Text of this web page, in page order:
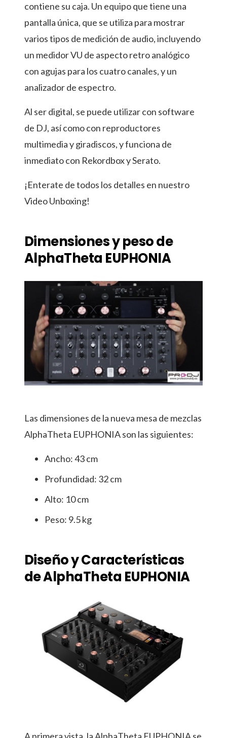
contiene su caja. Un equipo que tiene una
pantalla única, que se utiliza para mostrar
varios tipos de medición de audio, incluyendo
un medidor VU de aspecto retro analógico
con agujas para los cuatro canales, y un
analizador de espectro.
Al ser digital, se puede utilizar con software
de DJ, así como con reproductores
multimedia y giradiscos, y funciona de
inmediato con Rekordbox y Serato.
¡Enterate de todos los detalles en nuestro
Video Unboxing!
Dimensiones y peso de
AlphaTheta EUPHONIA
Las dimensiones de la nueva mesa de mezclas
AlphaTheta EUPHONIA son las siguientes:
Ancho: 43 cm
Profundidad: 32 cm
Alto: 10 cm
Peso: 9.5 kg
Diseño y Características
de AlphaTheta EUPHONIA